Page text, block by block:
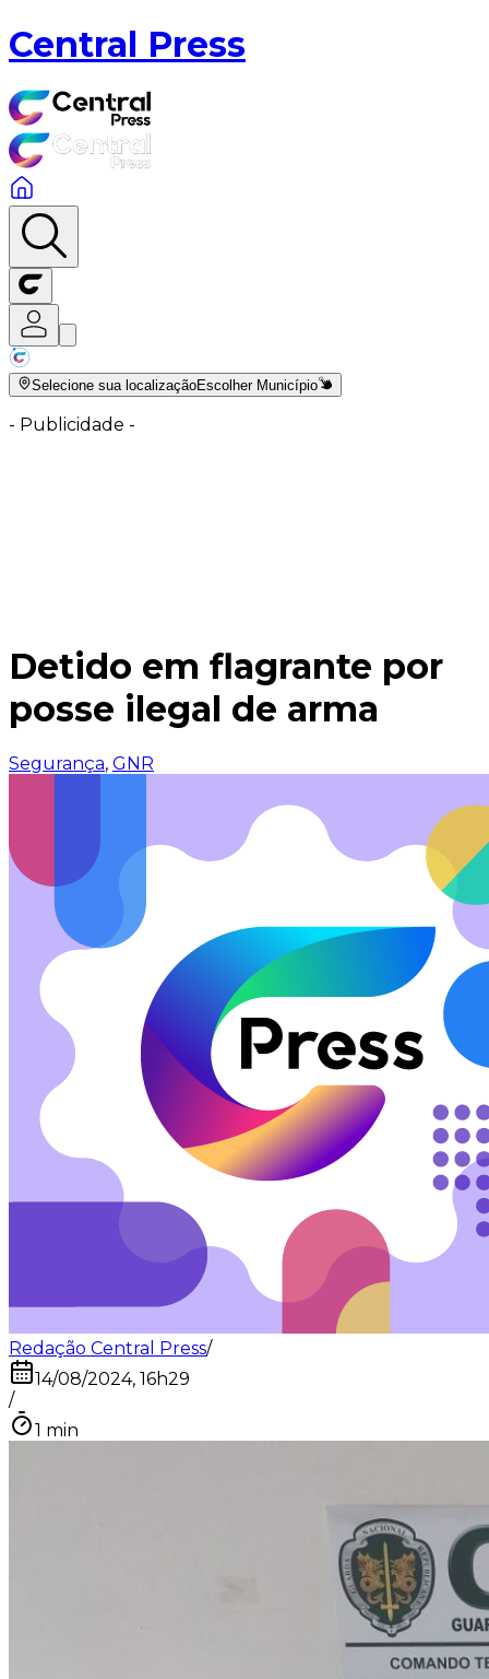
Central Press
Selecione sua localizaçãoEscolher Município
- Publicidade -
Detido em flagrante por
posse ilegal de arma
Segurança, GNR
Redação Central Press/
14/08/2024, 16h29
/
1 min